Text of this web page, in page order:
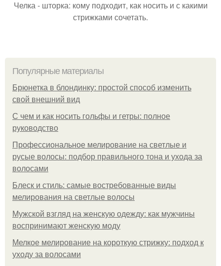
Челка - шторка: кому подходит, как носить и с какими
стрижками сочетать.
Популярные материалы
Брюнетка в блондинку: простой способ изменить
свой внешний вид
С чем и как носить гольфы и гетры: полное
руководство
Профессиональное мелирование на светлые и
русые волосы: подбор правильного тона и ухода за
волосами
Блеск и стиль: самые востребованные виды
мелирования на светлые волосы
Мужской взгляд на женскую одежду: как мужчины
воспринимают женскую моду
Мелкое мелирование на короткую стрижку: подход к
уходу за волосами